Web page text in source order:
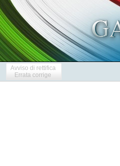
Avviso di rettifica
Errata corrige